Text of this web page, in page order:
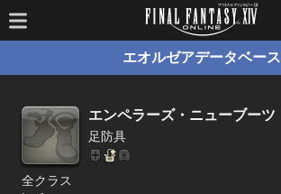
エオルゼアデータベース
エンペラーズ・ニューブーツ
足防具
全クラス